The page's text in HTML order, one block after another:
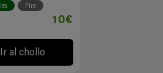
Fire
10€
Ir al chollo